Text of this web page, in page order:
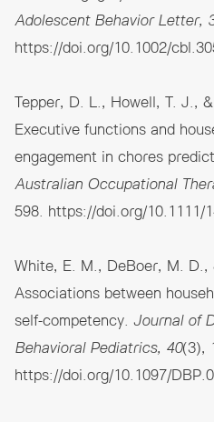
Adolescent Behavior Letter,
https://doi.org/10.1002/
Tepper, D. L., Howell, T. J.,
Executive functions and
engagement in chores
Australian Occupational
598. https://doi.org/10.1111/
White, E. M., DeBoer, M.
Associations between
self-competency. Journal of
Behavioral Pediatrics, 40(3),
https://doi.org/10.1097/